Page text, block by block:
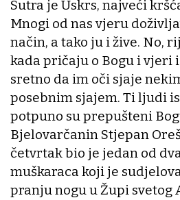
Sutra je Uskrs, najveći
Mnogi od nas vjeru
način, a tako ju i žive. No,
kada pričaju o Bogu i vjeri
sretno da im oči sjaje
posebnim sjajem. Ti ljudi
potpuno su prepušteni
Bjelovarčanin Stjepan
četvrtak bio je jedan od
muškaraca koji je
pranju nogu u Župi svetog